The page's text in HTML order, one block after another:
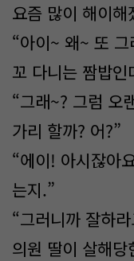
요즘 많이 해이해
“아이~ 왜~ 또
꼬 다니는 짬밥
“그래~? 그럼 오
가리 할까? 어?”
“에이! 아시잖아
는지.”
“그러니까 잘하
의원 딸이 살해